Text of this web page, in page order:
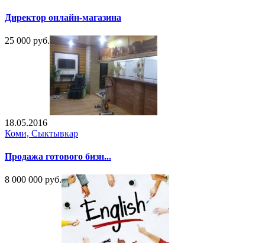
Директор онлайн-магазина
25 000 руб.
18.05.2016
Коми, Сыктывкар
Продажа готового бизн...
8 000 000 руб.